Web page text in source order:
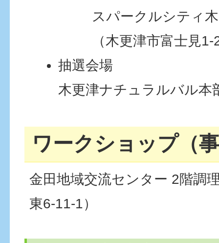
スパークルシティ
（木更津市富士見1-
抽選会場
木更津ナチュラルバル本
ワークショップ（
金田地域交流センター 2階調
東6-11-1）